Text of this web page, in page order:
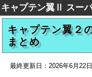
キャプテン翼Ⅱ スー
キャプテン翼２
まとめ
最終更新日： 2026年6月22日